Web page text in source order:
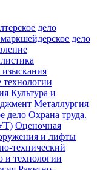
дело
дело
Культура и
Металлургия
дело Охрана труда.
Оценочная
и лифты
технический
и технологии